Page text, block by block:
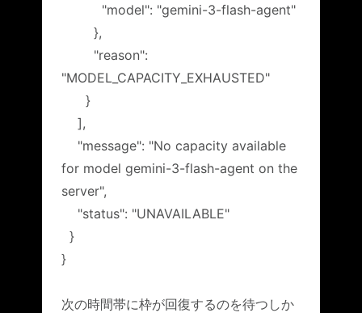
"model": "gemini-3-flash-agent"
},
"reason":
"MODEL_CAPACITY_EXHAUSTED"
}
],
"message": "No capacity available
for model gemini-3-flash-agent on the
server",
"status": "UNAVAILABLE"
}
}
次の時間帯に枠が回復するのを待つしか